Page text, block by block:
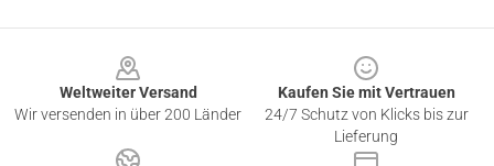
Weltweiter Versand
Wir versenden in über 200 Länder
Kaufen Sie mit Vertrauen
24/7 Schutz von Klicks bis zur
Lieferung